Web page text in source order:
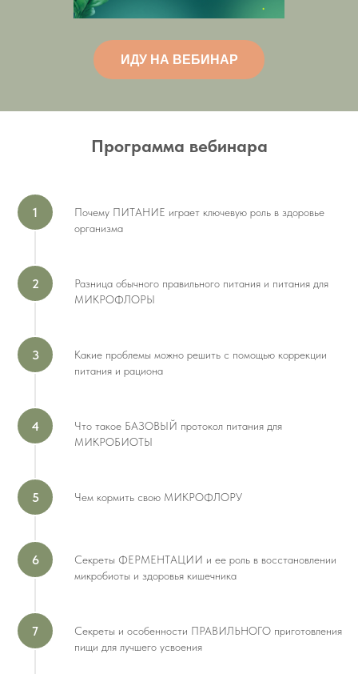
ИДУ НА ВЕБИНАР
Программа вебинара
Почему ПИТАНИЕ играет ключевую роль в здоровье
организма
Разница обычного правильного питания и питания для
МИКРОФЛОРЫ
Какие проблемы можно решить с помощью коррекции
питания и рациона
Что такое БАЗОВЫЙ протокол питания для
МИКРОБИОТЫ
Чем кормить свою МИКРОФЛОРУ
Секреты ФЕРМЕНТАЦИИ и ее роль в восстановлении
микробиоты и здоровья кишечника
Секреты и особенности ПРАВИЛЬНОГО приготовления
пищи для лучшего усвоения